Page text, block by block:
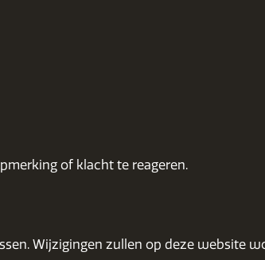
of klacht te reageren.
Wijzigingen zullen op deze website